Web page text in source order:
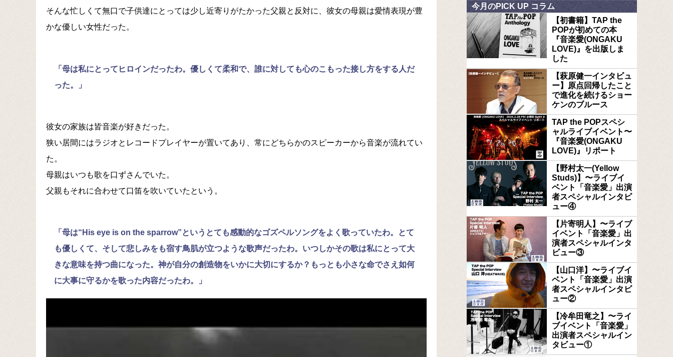
そんな忙しくて無口で子供達にとっては少し近寄りがたかった父親と反対に、彼女の母親は愛情表現が豊
かな優しい女性だった。
「母は私にとってヒロインだったわ。優しくて柔和で、誰に対しても心のこもった接し方をする人だ
った。」
彼女の家族は皆音楽が好きだった。
狭い居間にはラジオとレコードプレイヤーが置いてあり、常にどちらかのスピーカーから音楽が流れてい
た。
母親はいつも歌を口ずさんでいた。
父親もそれに合わせて口笛を吹いていたという。
「母は“His eye is on the sparrow”というとても感動的なゴズペルソングをよく歌っていたわ。とて
も優しくて、そして悲しみをも宿す鳥肌が立つような歌声だったわ。いつしかその歌は私にとって大
きな意味を持つ曲になった。神が自分の創造物をいかに大切にするか？もっとも小さな命でさえ如何
に大事に守るかを歌った内容だったわ。」
今月のPICK UP コラム
【初書籍】TAP the
POPが初めての本
『音楽愛(ONGAKU
LOVE)』を出版しま
した
【萩原健一インタビュ
ー】原点回帰したこと
で進化を続けるショー
ケンのブルース
TAP the POPスペシ
ャルライブイベント〜
『音楽愛(ONGAKU
LOVE)』リポート
【野村太一(Yellow
Studs)】〜ライブイ
ベント「音楽愛」出演
者スペシャルインタビ
ュー④
【片寄明人】〜ライブ
イベント「音楽愛」出
演者スペシャルインタ
ビュー③
【山口洋】〜ライブイ
ベント「音楽愛」出演
者スペシャルインタビ
ュー②
【冷牟田竜之】〜ライ
ブイベント「音楽愛」
出演者スペシャルイン
タビュー①